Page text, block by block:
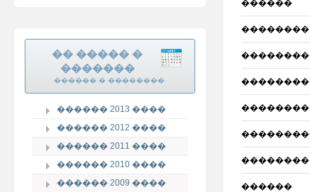
�� ����� �
�������
������ � ��������
������ 2013 ����
������ 2012 ����
������ 2011 ����
������ 2010 ����
������ 2009 ����
������
��������
��������
��������
��������
��������
������